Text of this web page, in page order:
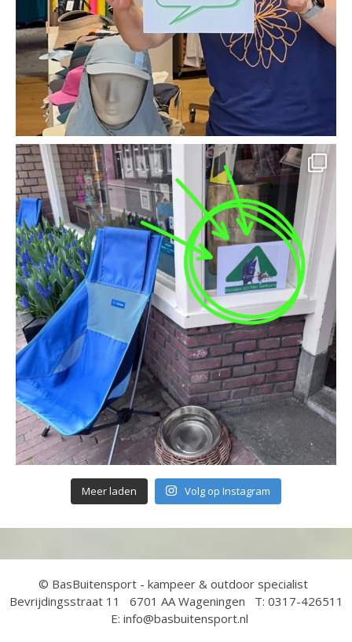
Meer laden Volg op Instagram
© BasBuitensport - kampeer & outdoor specialist
Bevrijdingsstraat 11 6701 AA Wageningen T: 0317-426511
E: info@basbuitensport.nl